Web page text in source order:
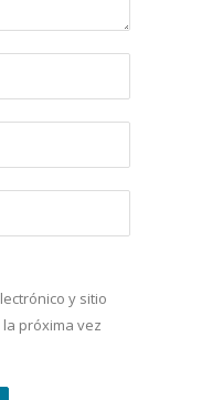
y sitio
próxima vez